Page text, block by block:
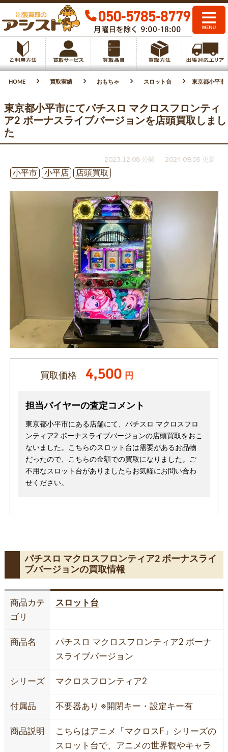
HOME 買取実績 おもちゃ スロット台 東京都小平市
東京都小平市にてパチスロ マクロスフロンティ
ア2 ボーナスライブバージョンを店頭買取しまし
た
2023.12.08 公開
2024.09.05 更新
小平市
小平店 店頭買取
買取価格 4,500 円
担当バイヤーの査定コメント
東京都小平市にある店舗にて、パチスロ マクロスフロ
ンティア2 ボーナスライブバージョンの店頭買取をおこ
ないました。こちらのスロット台は需要があるお品物
だったので、こちらの金額での買取になりました。ご
不用なスロット台がありましたらお気軽にお問い合わ
せください。
パチスロ マクロスフロンティア2 ボーナスライ
ブバージョンの買取情報
商品カテ
ゴリ
スロット台
商品名
パチスロ マクロスフロンティア2 ボーナ
スライブバージョン
シリーズ マクロスフロンティア2
付属品 不要器あり ※開閉キー・設定キー有
商品説明
こちらはアニメ「マクロスF」シリーズの
スロット台で、アニメの世界観やキャラ